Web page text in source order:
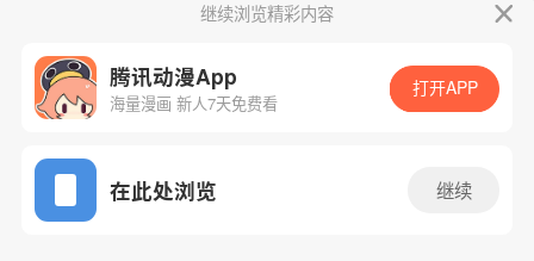
App免费看
下一话
继续浏览精彩内容
腾讯动漫App
海量漫画 新人7天免费看
打开APP
在此处浏览 继续